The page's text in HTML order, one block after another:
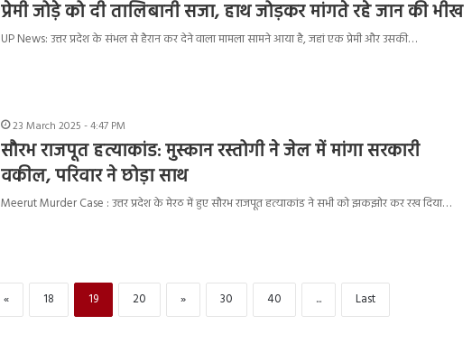
प्रेमी जोड़े को दी तालिबानी सजा, हाथ जोड़कर मांगते रहे जान की भीख
UP News: उत्तर प्रदेश के संभल से हैरान कर देने वाला मामला सामने आया है, जहां एक प्रेमी और उसकी…
23 March 2025 - 4:47 PM
सौरभ राजपूत हत्याकांड: मुस्कान रस्तोगी ने जेल में मांगा सरकारी
वकील, परिवार ने छोड़ा साथ
Meerut Murder Case : उत्तर प्रदेश के मेरठ में हुए सौरभ राजपूत हत्याकांड ने सभी को झकझोर कर रख दिया…
« 18 19 20 » 30 40 ... Last